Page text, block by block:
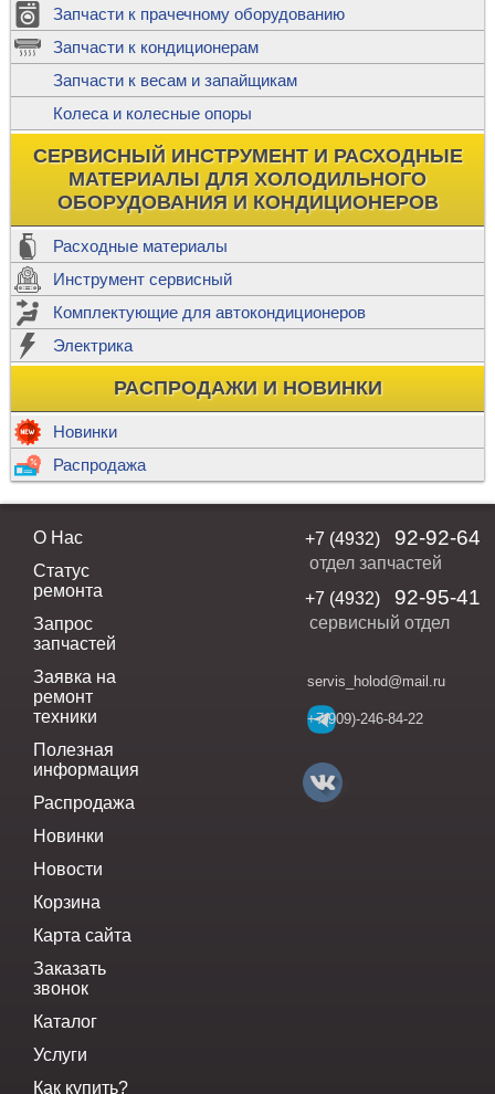
Запчасти к прачечному оборудованию
Запчасти к кондиционерам
Запчасти к весам и запайщикам
Колеса и колесные опоры
СЕРВИСНЫЙ ИНСТРУМЕНТ И РАСХОДНЫЕ
МАТЕРИАЛЫ ДЛЯ ХОЛОДИЛЬНОГО
ОБОРУДОВАНИЯ И КОНДИЦИОНЕРОВ
Расходные материалы
Инструмент сервисный
Комплектующие для автокондиционеров
Электрика
РАСПРОДАЖИ И НОВИНКИ
Новинки
Распродажа
О Нас
Статус
ремонта
Запрос
запчастей
Заявка на
ремонт
техники
Полезная
информация
Распродажа
Новинки
Новости
Корзина
Карта сайта
Заказать
звонок
Каталог
Услуги
Как купить?
+7 (4932) 92-92-64
отдел запчастей
+7 (4932)
92-95-41
сервисный отдел
servis_holod@mail.ru
+7(909)-246-84-22